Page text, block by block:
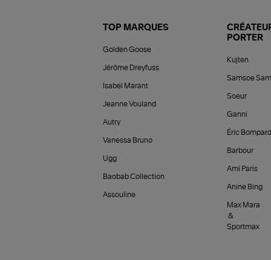
TOP MARQUES
Golden Goose
Jérôme Dreyfuss
Isabel Marant
Jeanne Vouland
Autry
Vanessa Bruno
Ugg
Baobab Collection
Assouline
PORTER
Kujten
Samsoe
Soeur
Ganni
Éric Bompard
Barbour
Ami Paris
Anine Bing
Max Mara
&
Sportmax